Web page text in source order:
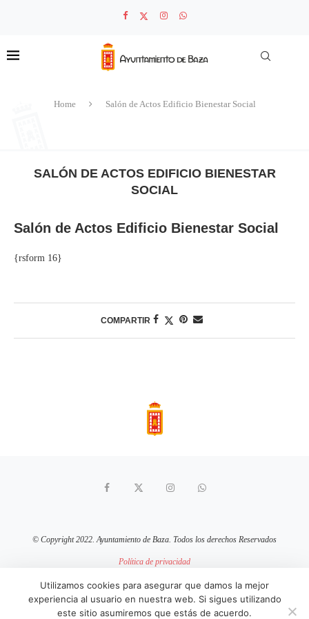
Home Salón de Actos Edificio Bienestar Social
SALÓN DE ACTOS EDIFICIO BIENESTAR
SOCIAL
Salón de Actos Edificio Bienestar Social
{rsform 16}
COMPARTIR
© Copyright 2022. Ayuntamiento de Baza. Todos los derechos Reservados
Política de privacidad
Política de cookies
sitio web mantenido por pixelcero.com
Utilizamos cookies para asegurar que damos la mejor
experiencia al usuario en nuestra web. Si sigues utilizando
este sitio asumiremos que estás de acuerdo.